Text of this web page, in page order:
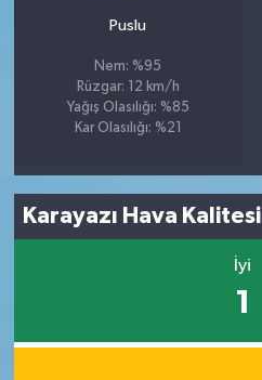
Puslu
Nem: %95
Rüzgar: 12 km/h
Yağış Olasılığı: %85
Kar Olasılığı: %21
Karayazı Hava Kalitesi
İyi
1